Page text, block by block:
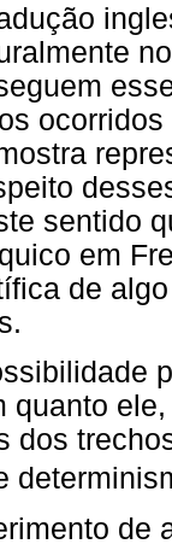
sentido
em
de
quanto
dos
de